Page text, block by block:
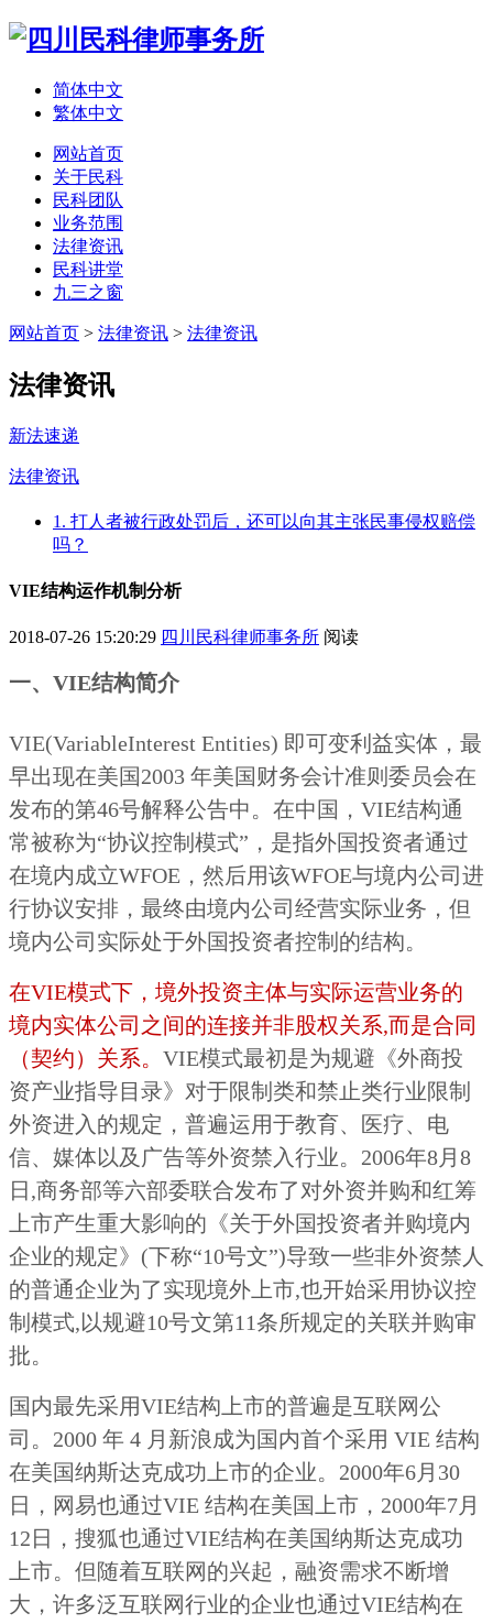
简体中文
繁体中文
网站首页
关于民科
民科团队
业务范围
法律资讯
民科讲堂
九三之窗
网站首页 > 法律资讯 > 法律资讯
法律资讯
新法速递
法律资讯
1. 打人者被行政处罚后，还可以向其主张民事侵权赔偿
吗？
VIE结构运作机制分析
2018-07-26 15:20:29 四川民科律师事务所 阅读
一、VIE结构简介
VIE(VariableInterest Entities) 即可变利益实体，最
早出现在美国2003 年美国财务会计准则委员会在
发布的第46号解释公告中。在中国，VIE结构通
常被称为“协议控制模式”，是指外国投资者通过
在境内成立WFOE，然后用该WFOE与境内公司进
行协议安排，最终由境内公司经营实际业务，但
境内公司实际处于外国投资者控制的结构。
在VIE模式下，境外投资主体与实际运营业务的
境内实体公司之间的连接并非股权关系,而是合同
（契约）关系。 VIE模式最初是为规避《外商投
资产业指导目录》对于限制类和禁止类行业限制
外资进入的规定，普遍运用于教育、医疗、电
信、媒体以及广告等外资禁入行业。2006年8月8
日,商务部等六部委联合发布了对外资并购和红筹
上市产生重大影响的《关于外国投资者并购境内
企业的规定》(下称“10号文”)导致一些非外资禁人
的普通企业为了实现境外上市,也开始采用协议控
制模式,以规避10号文第11条所规定的关联并购审
批。
国内最先采用VIE结构上市的普遍是互联网公
司。2000 年 4 月新浪成为国内首个采用 VIE 结构
在美国纳斯达克成功上市的企业。2000年6月30
日，网易也通过VIE 结构在美国上市，2000年7月
12日，搜狐也通过VIE结构在美国纳斯达克成功
上市。但随着互联网的兴起，融资需求不断增
大，许多泛互联网行业的企业也通过VIE结构在